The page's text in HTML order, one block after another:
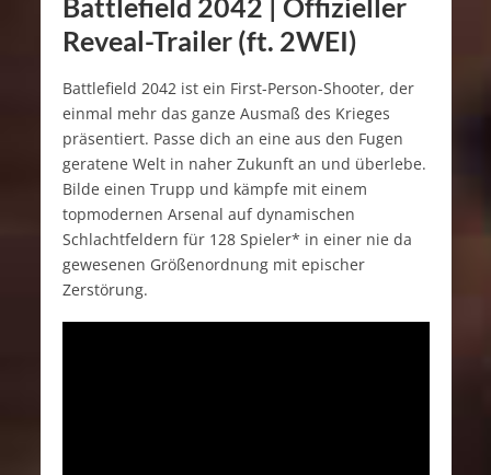
Reveal-Trailer (ft. 2WEI)
Battlefield 2042 ist ein First-Person-Shooter, der
einmal mehr das ganze Ausmaß des Krieges
präsentiert. Passe dich an eine aus den Fugen
geratene Welt in naher Zukunft an und überlebe.
Bilde einen Trupp und kämpfe mit einem
topmodernen Arsenal auf dynamischen
Schlachtfeldern für 128 Spieler* in einer nie da
gewesenen Größenordnung mit epischer
Zerstörung.